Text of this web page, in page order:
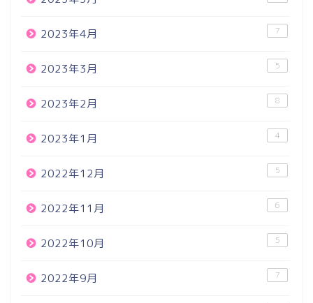
2023年4月 7
2023年3月 5
2023年2月 8
2023年1月 4
2022年12月 5
2022年11月 6
2022年10月 5
2022年9月 7